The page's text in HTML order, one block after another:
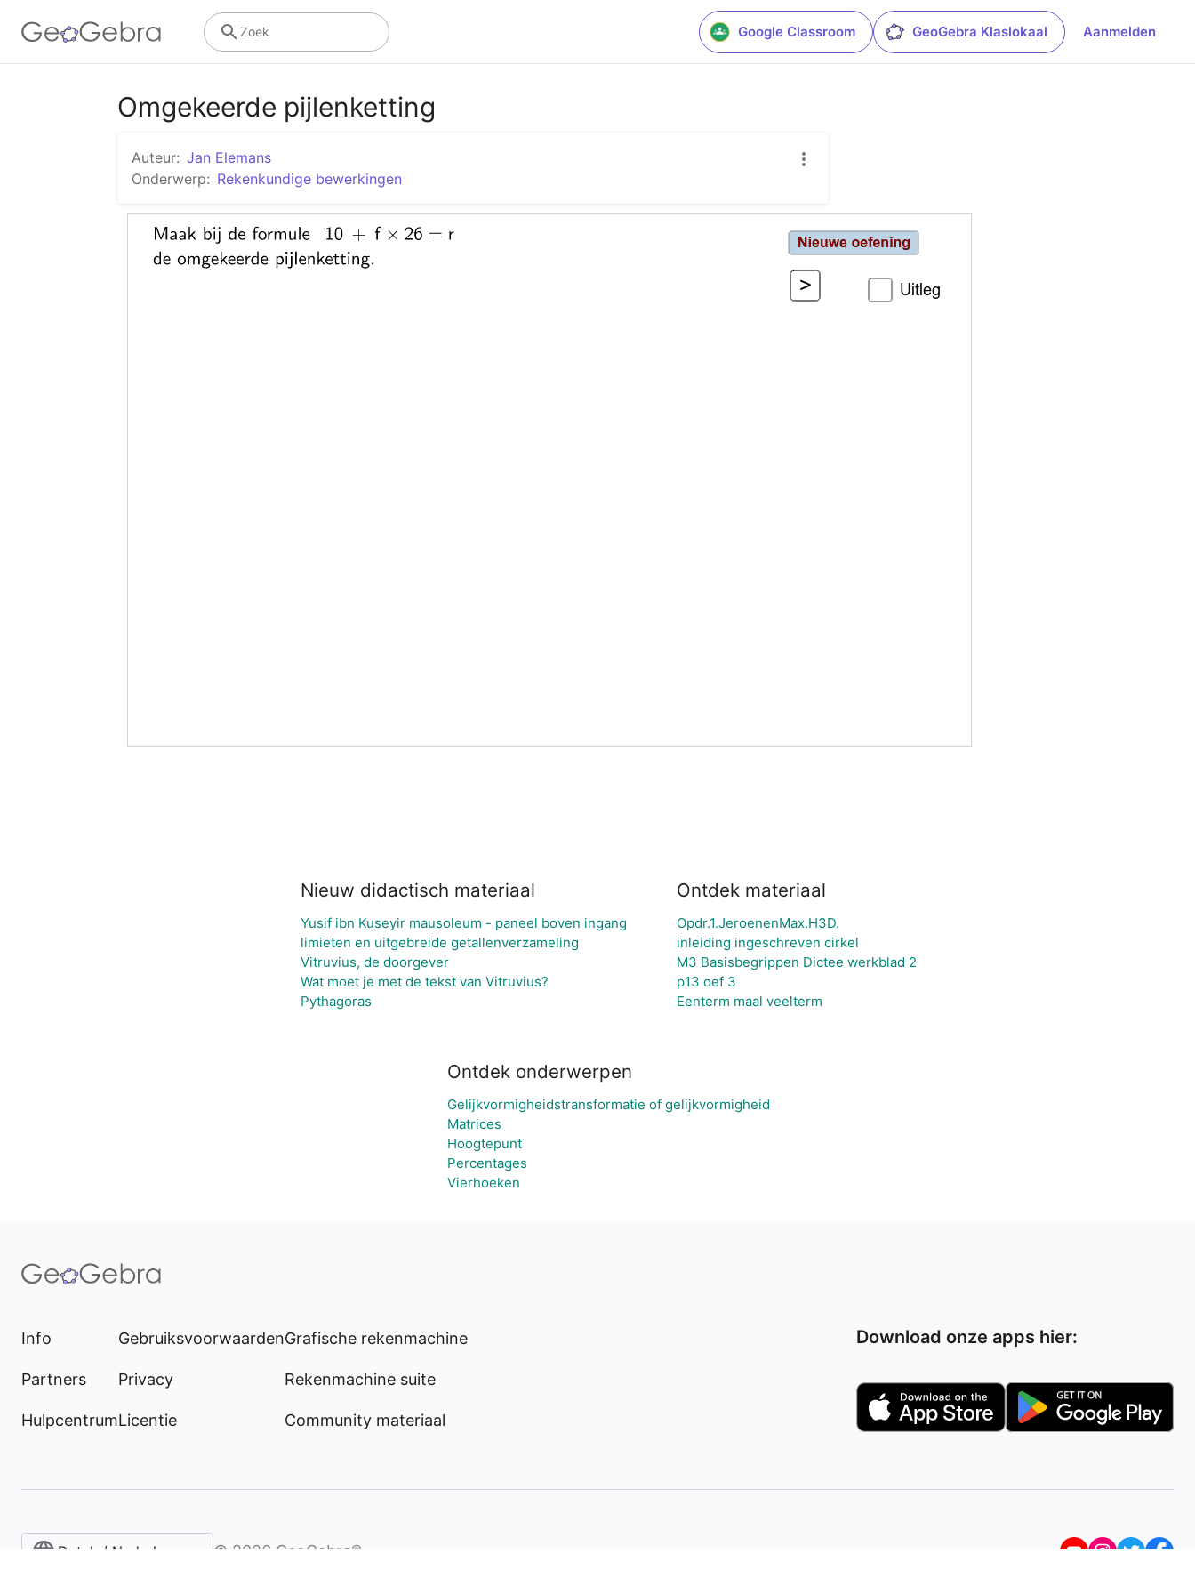
Google Classroom GeoGebra Klaslokaal Aanmelden
Zoek
Omgekeerde pijlenketting
Auteur: Jan Elemans
Onderwerp: Rekenkundige bewerkingen
Nieuw didactisch materiaal
Yusif ibn Kuseyir mausoleum - paneel boven ingang
limieten en uitgebreide getallenverzameling
Vitruvius, de doorgever
Wat moet je met de tekst van Vitruvius?
Pythagoras
Ontdek materiaal
Opdr.1.JeroenenMax.H3D.
inleiding ingeschreven cirkel
M3 Basisbegrippen Dictee werkblad 2
p13 oef 3
Eenterm maal veelterm
Ontdek onderwerpen
Gelijkvormigheidstransformatie of gelijkvormigheid
Matrices
Hoogtepunt
Percentages
Vierhoeken
Info
Partners
Hulpcentrum
Gebruiksvoorwaarden
Privacy
Licentie
Grafische rekenmachine
Rekenmachine suite
Community materiaal
Download onze apps hier:
Dutch / Nederlands‎ (Nederland)
© 2026 GeoGebra®